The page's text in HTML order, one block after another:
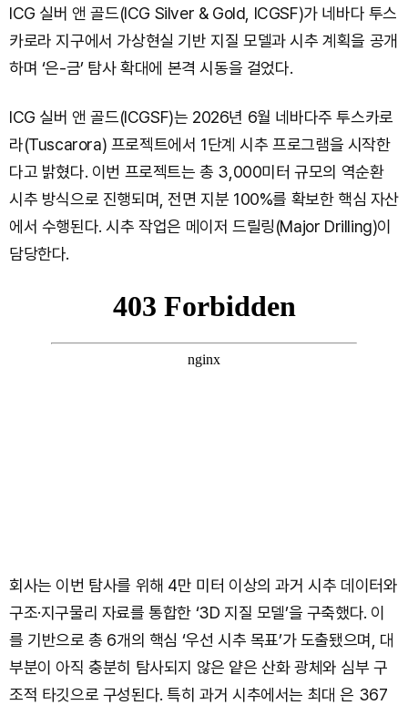
ICG 실버 앤 골드(ICG Silver & Gold, ICGSF)가 네바다 투스
카로라 지구에서 가상현실 기반 지질 모델과 시추 계획을 공개
하며 ‘은-금’ 탐사 확대에 본격 시동을 걸었다.
ICG 실버 앤 골드(ICGSF)는 2026년 6월 네바다주 투스카로
라(Tuscarora) 프로젝트에서 1단계 시추 프로그램을 시작한
다고 밝혔다. 이번 프로젝트는 총 3,000미터 규모의 역순환
시추 방식으로 진행되며, 전면 지분 100%를 확보한 핵심 자산
에서 수행된다. 시추 작업은 메이저 드릴링(Major Drilling)이
담당한다.
회사는 이번 탐사를 위해 4만 미터 이상의 과거 시추 데이터와
구조·지구물리 자료를 통합한 ‘3D 지질 모델’을 구축했다. 이
를 기반으로 총 6개의 핵심 ‘우선 시추 목표’가 도출됐으며, 대
부분이 아직 충분히 탐사되지 않은 얕은 산화 광체와 심부 구
조적 타깃으로 구성된다. 특히 과거 시추에서는 최대 은 367